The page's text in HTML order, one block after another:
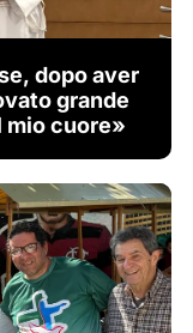
dopo aver
grande
mio cuore»